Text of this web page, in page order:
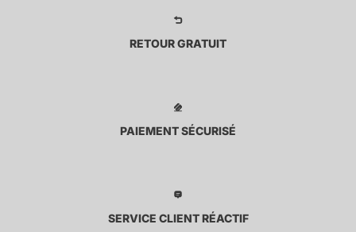
RETOUR GRATUIT
PAIEMENT SÉCURISÉ
SERVICE CLIENT RÉACTIF